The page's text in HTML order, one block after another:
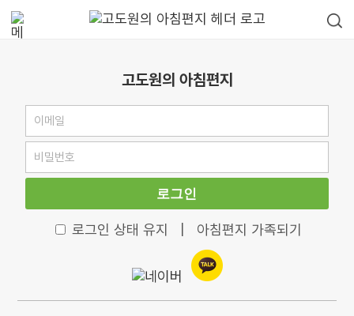
고도원의 아침편지
로그인
로그인 상태 유지 아침편지 가족되기